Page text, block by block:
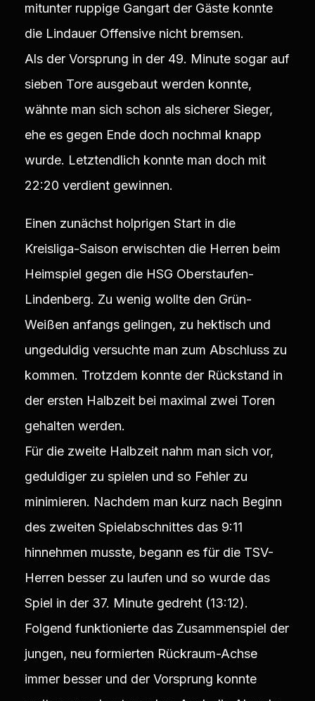
mitunter ruppige Gangart der Gäste konnte
die Lindauer Offensive nicht bremsen.
Als der Vorsprung in der 49. Minute sogar auf
sieben Tore ausgebaut werden konnte,
wähnte man sich schon als sicherer Sieger,
ehe es gegen Ende doch nochmal knapp
wurde. Letztendlich konnte man doch mit
22:20 verdient gewinnen.
Einen zunächst holprigen Start in die
Kreisliga-Saison erwischten die Herren beim
Heimspiel gegen die HSG Oberstaufen-
Lindenberg. Zu wenig wollte den Grün-
Weißen anfangs gelingen, zu hektisch und
ungeduldig versuchte man zum Abschluss zu
kommen. Trotzdem konnte der Rückstand in
der ersten Halbzeit bei maximal zwei Toren
gehalten werden.
Für die zweite Halbzeit nahm man sich vor,
geduldiger zu spielen und so Fehler zu
minimieren. Nachdem man kurz nach Beginn
des zweiten Spielabschnittes das 9:11
hinnehmen musste, begann es für die TSV-
Herren besser zu laufen und so wurde das
Spiel in der 37. Minute gedreht (13:12).
Folgend funktionierte das Zusammenspiel der
jungen, neu formierten Rückraum-Achse
immer besser und der Vorsprung konnte